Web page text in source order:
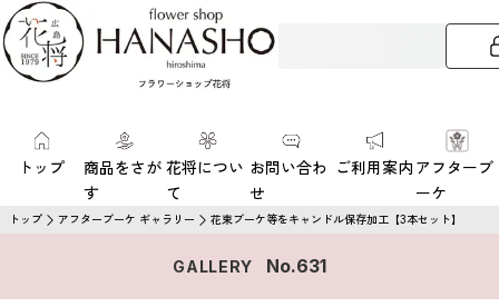
トップ
商品をさが
す
花将につい
て
お問い合わ
せ
ご利用案内 アフターブ
ーケ
トップ アフターブーケ ギャラリー 花束ブーケ等をキャンドル保存加工【3本セット】
GALLERY No.631